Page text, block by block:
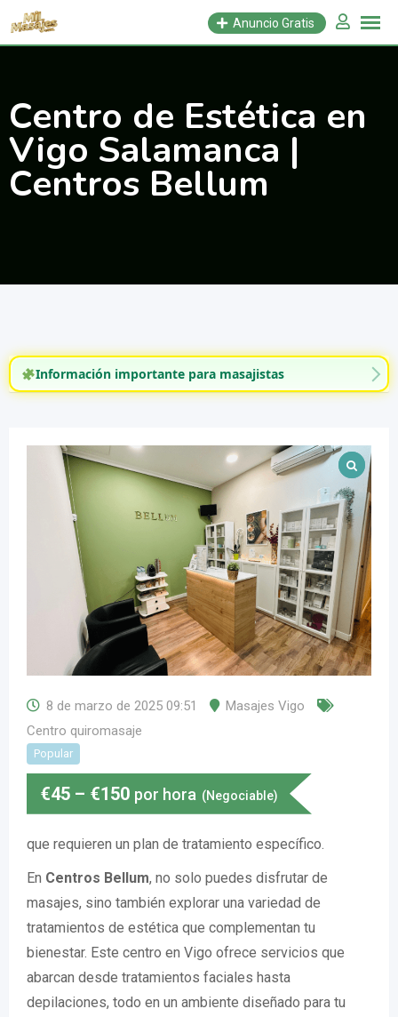
Saltar
Anuncio Gratis
Centro de Estética en
Vigo Salamanca |
Centros Bellum
Información importante para masajistas
8 de marzo de 2025 09:51
Masajes Vigo
Centro quiromasaje
Popular
€45 – €150 por hora (Negociable)
que requieren un plan de tratamiento específico.
En Centros Bellum, no solo puedes disfrutar de
masajes, sino también explorar una variedad de
tratamientos de estética que complementan tu
bienestar. Este centro en Vigo ofrece servicios que
abarcan desde tratamientos faciales hasta
depilaciones, todo en un ambiente diseñado para tu